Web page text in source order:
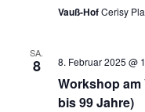
Vauß-HofCerisy
SA.
8
Workshop
bis 99 Jahre)
8. Februar 2025 @